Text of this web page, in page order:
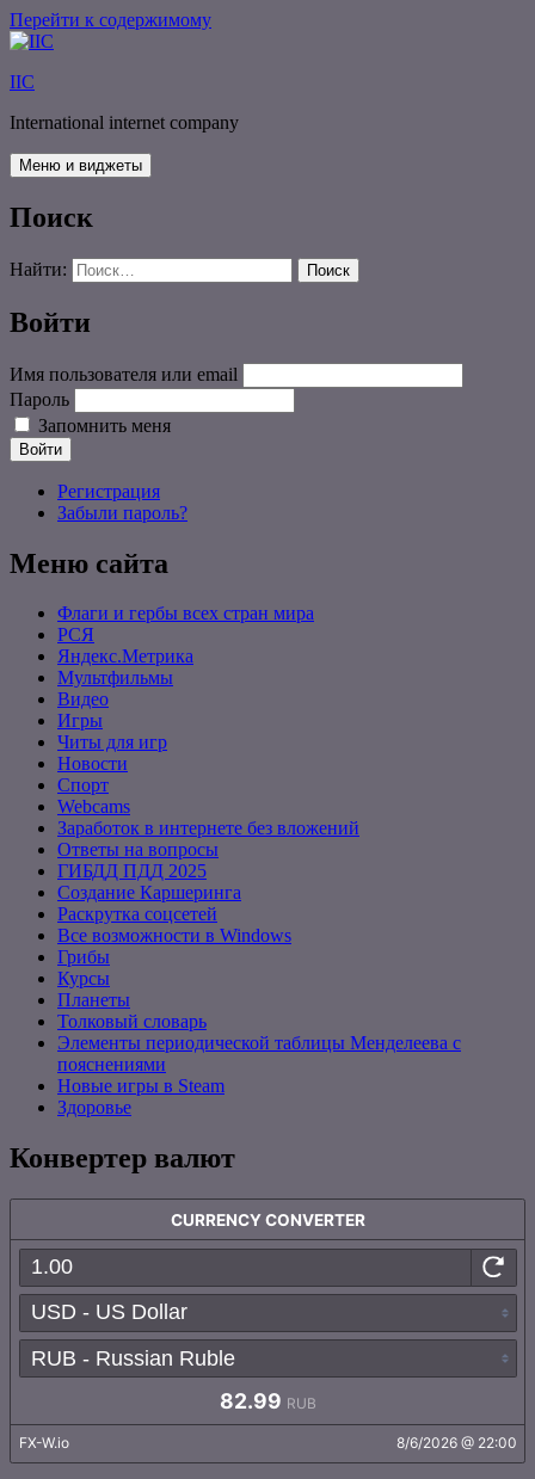
Перейти к содержимому
IIC
International internet company
Меню и виджеты
Поиск
Найти:
Войти
Имя пользователя или email
Пароль
Запомнить меня
Войти
Регистрация
Забыли пароль?
Меню сайта
Флаги и гербы всех стран мира
РСЯ
Яндекс.Метрика
Мультфильмы
Видео
Игры
Читы для игр
Новости
Спорт
Webcams
Заработок в интернете без вложений
Ответы на вопросы
ГИБДД ПДД 2025
Создание Каршеринга
Раскрутка соцсетей
Все возможности в Windows
Грибы
Курсы
Планеты
Толковый словарь
Элементы периодической таблицы Менделеева с
пояснениями
Новые игры в Steam
Здоровье
Конвертер валют